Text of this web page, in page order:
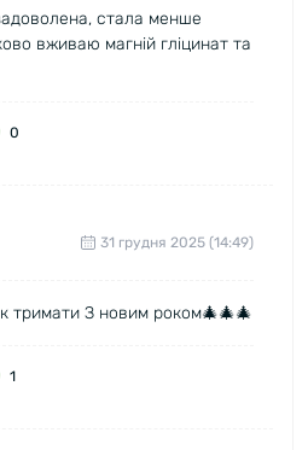
стала менше
вживаю магній гліцинат та
0
31 грудня 2025 (14:49)
тримати З новим роком🎄🎄🎄
1